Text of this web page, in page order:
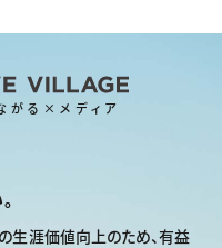
がる×メディア
生涯価値向上のため、有益